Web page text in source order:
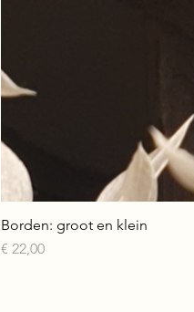
Borden: groot en klein
Prijs
€ 22,00